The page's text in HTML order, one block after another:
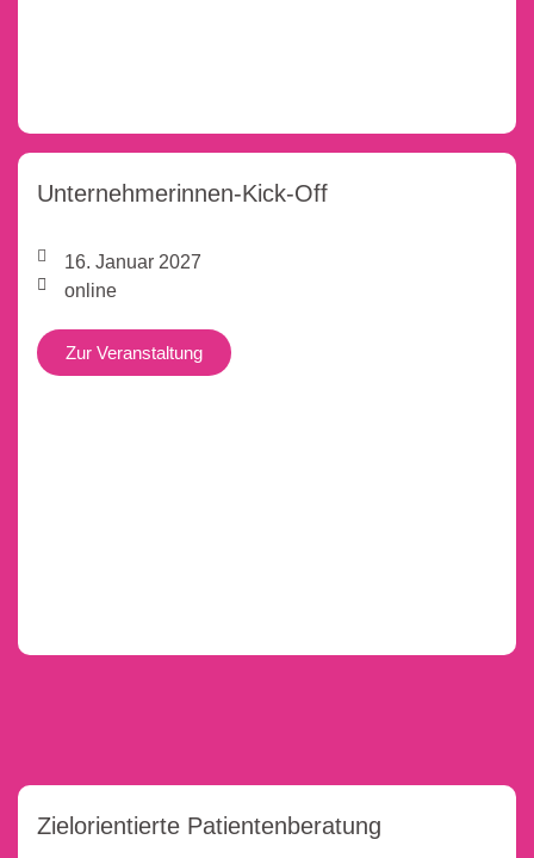
Unternehmerinnen-Kick-Off
16. Januar 2027
online
Zur Veranstaltung
Zielorientierte Patientenberatung